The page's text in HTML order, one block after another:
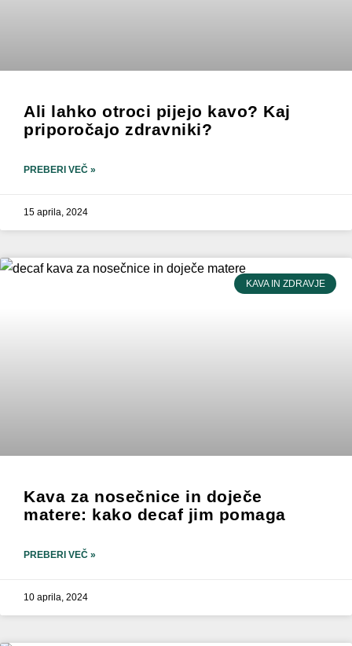
Ali lahko otroci pijejo kavo? Kaj
priporočajo zdravniki?
PREBERI VEČ »
15 aprila, 2024
KAVA IN ZDRAVJE
Kava za nosečnice in doječe
matere: kako decaf jim pomaga
PREBERI VEČ »
10 aprila, 2024